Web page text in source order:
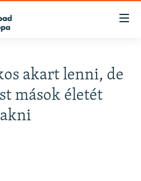
akart lenni, de
mások életét